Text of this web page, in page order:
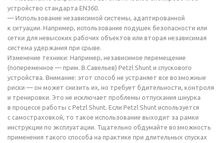
устройство стандарта EN360.
— Использование независимой системы, адаптированной
к ситуации. Например, использование подушек безопасности или
сетки для невысоких рабочих объектов или вторая независимая
система удержания при срыве.
Изменение техники: Например, независимое перемещение
(попеременное — прим. В.Савельев) Petzl Shunt и спускового
устройства. Внимание: этот способ не устраняет все возможные
риски — он может снизить их, но требует бдительности, контроля
и тренировки. Это не исключает проблемы отпускания шнурка
в процессе работы с Petzl Shunt. Если Petzl Shunt используется
с самостраховкой, то такое использование выходит за рамки
инструкции по эксплуатации. Тщательно обдумайте возможность
применения такого способа на практике при длительных спусках